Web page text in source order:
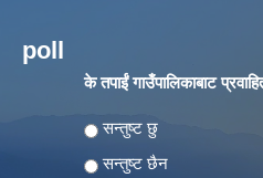
poll
के तपाईं गाउँपालिकाबाट
Choices
सन्तुष्ट छु
सन्तुष्ट छैन